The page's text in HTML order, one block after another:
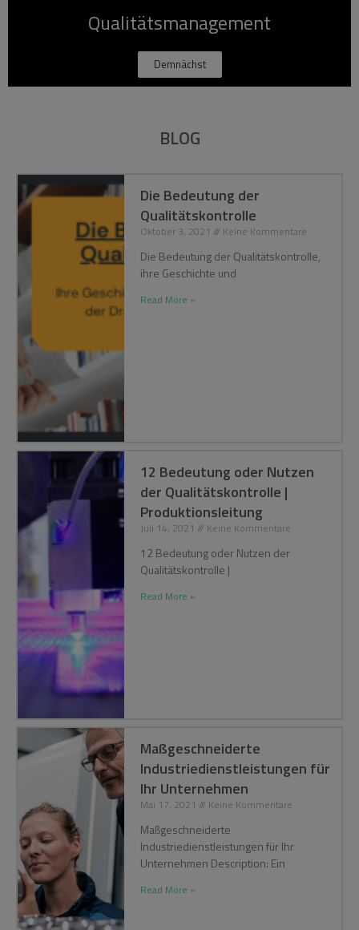
Qualitätsmanagement
Demnächst
BLOG
Die Bedeutung der
Qualitätskontrolle
Oktober 3, 2021 Keine Kommentare
Die Bedeutung der Qualitätskontrolle,
ihre Geschichte und
Read More »
12 Bedeutung oder Nutzen
der Qualitätskontrolle |
Produktionsleitung
Juli 14, 2021 Keine Kommentare
12 Bedeutung oder Nutzen der
Qualitätskontrolle |
Read More »
Maßgeschneiderte
Industriedienstleistungen für
Ihr Unternehmen
Mai 17, 2021 Keine Kommentare
Maßgeschneiderte
Industriedienstleistungen für Ihr
Unternehmen Description: Ein
Read More »